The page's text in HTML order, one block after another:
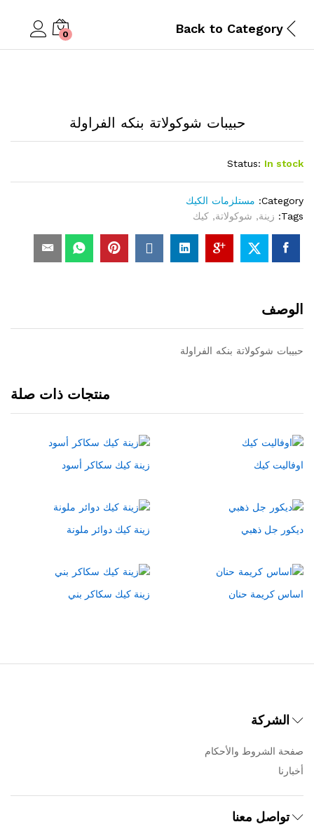
Back to Category
0
حبيبات شوكولاتة بنكه الفراولة
Status: In stock
Category:
مستلزمات الكيك
Tags:
زينة, شوكولاتة, كيك
الوصف
حبيبات شوكولاتة بنكه الفراولة
منتجات ذات صلة
اوفاليت كيك زينة كيك سكاكر أسود
ديكور جل ذهبي زينة كيك دوائر ملونة
اساس كريمة حنان زينة كيك سكاكر بني
الشركة
صفحة الشروط والأحكام
أخبارنا
تواصل معنا